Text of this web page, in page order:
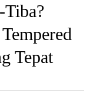
Tiba?
Tepat